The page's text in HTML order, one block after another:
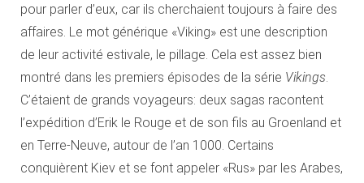
pour parler d’eux, car ils cherchaient toujours à faire des
affaires. Le mot générique «Viking» est une description
de leur activité estivale, le pillage. Cela est assez bien
montré dans les premiers épisodes de la série Vikings.
C’étaient de grands voyageurs: deux sagas racontent
l’expédition d’Erik le Rouge et de son fils au Groenland et
en Terre-Neuve, autour de l’an 1000. Certains
conquièrent Kiev et se font appeler «Rus» par les Arabes,